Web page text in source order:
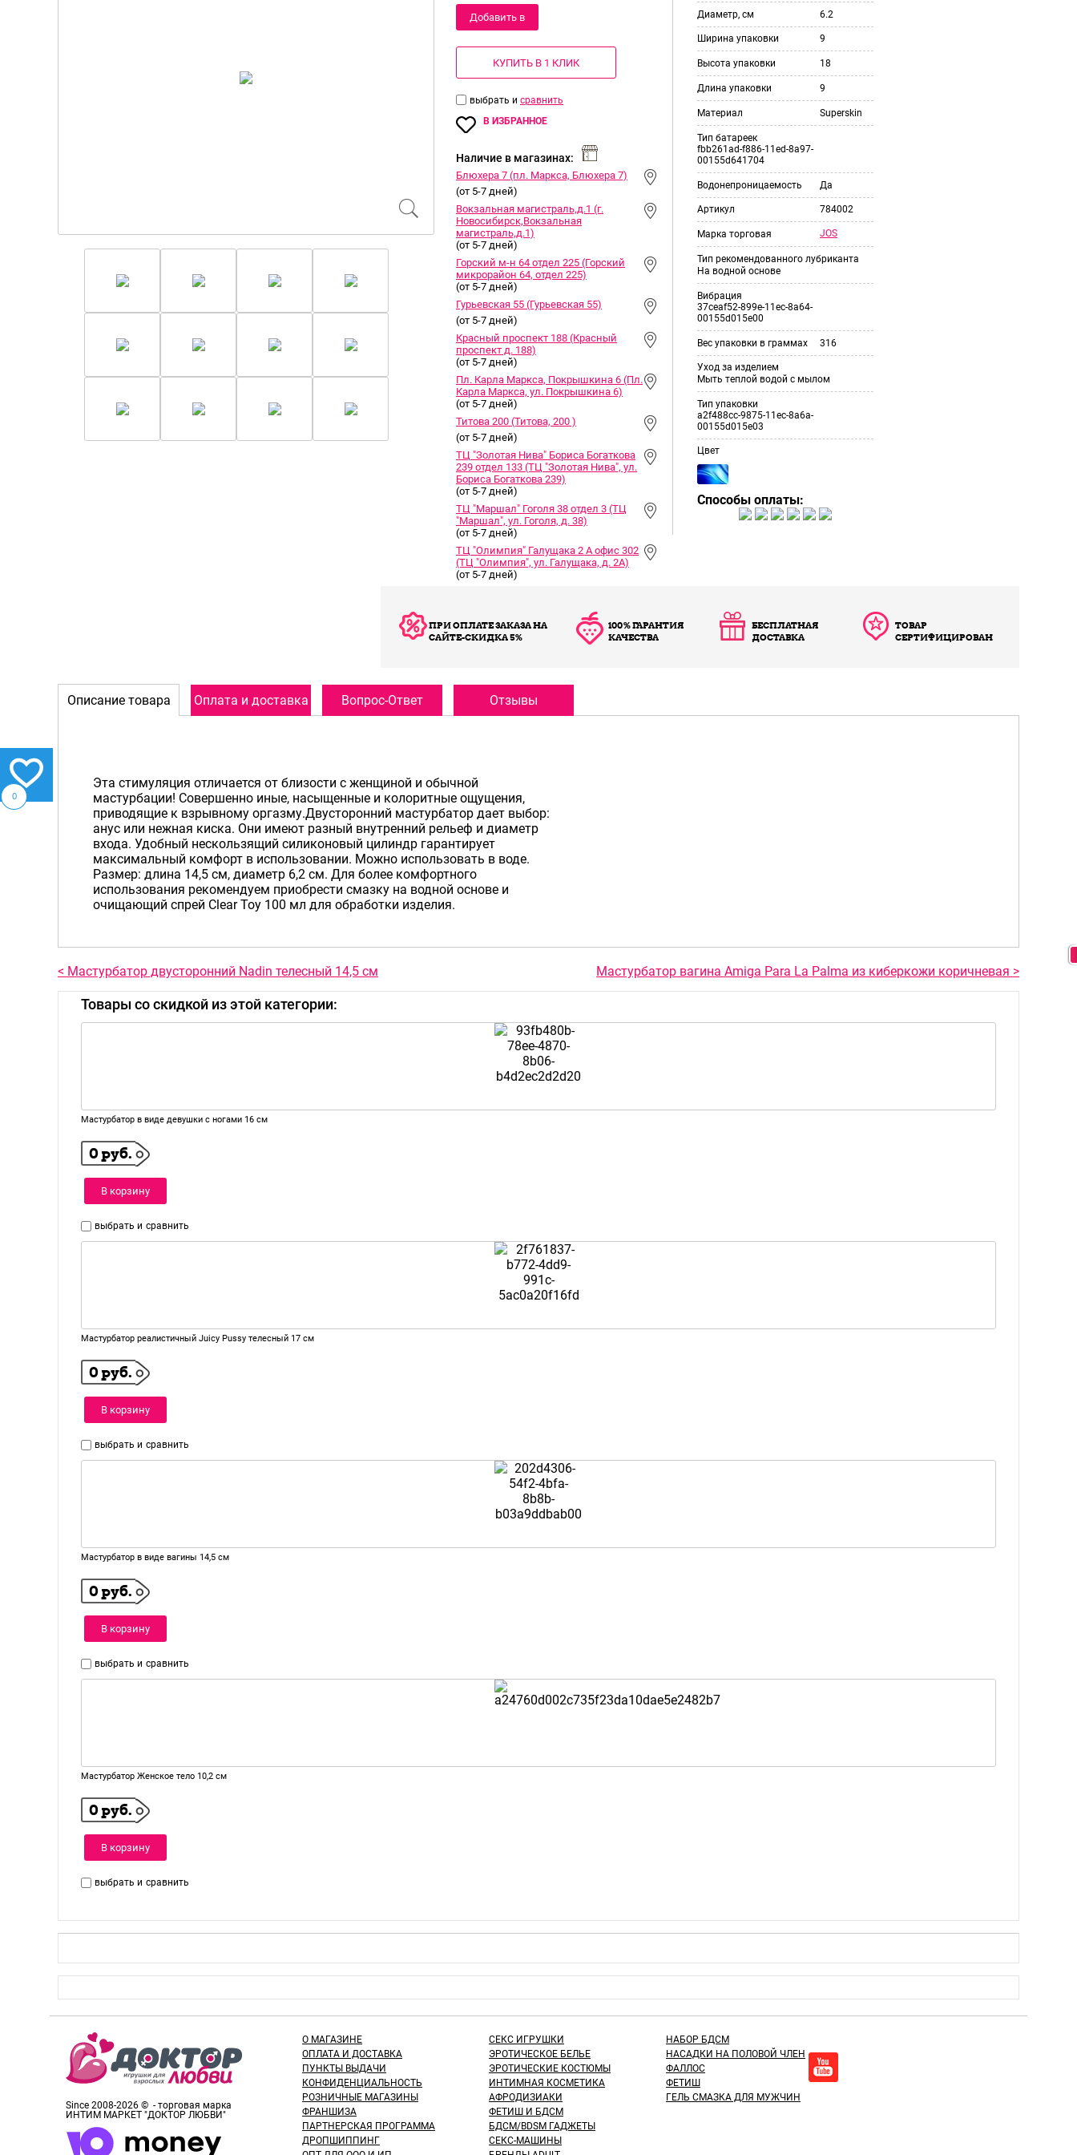
Добавить в
корзину
КУПИТЬ В 1 КЛИК
выбрать и сравнить
В ИЗБРАННОЕ
Наличие в магазинах:
Блюхера 7 (пл. Маркса, Блюхера 7)
(от 5-7 дней)
Вокзальная магистраль,д.1 (г.
Новосибирск,Вокзальная
магистраль,д.1)
(от 5-7 дней)
Горский м-н 64 отдел 225 (Горский
микрорайон 64, отдел 225)
(от 5-7 дней)
Гурьевская 55 (Гурьевская 55)
(от 5-7 дней)
Красный проспект 188 (Красный
проспект д. 188)
(от 5-7 дней)
Пл. Карла Маркса, Покрышкина 6 (Пл.
Карла Маркса, ул. Покрышкина 6)
(от 5-7 дней)
Титова 200 (Титова, 200 )
(от 5-7 дней)
ТЦ "Золотая Нива" Бориса Богаткова
239 отдел 133 (ТЦ "Золотая Нива", ул.
Бориса Богаткова 239)
(от 5-7 дней)
ТЦ "Маршал" Гоголя 38 отдел 3 (ТЦ
"Маршал", ул. Гоголя, д. 38)
(от 5-7 дней)
ТЦ "Олимпия" Галущака 2 А офис 302
(ТЦ "Олимпия", ул. Галущака, д. 2А)
(от 5-7 дней)
Диаметр, см 6.2
Ширина упаковки 9
Высота упаковки 18
Длина упаковки 9
Материал Superskin
Тип батареек
fbb261ad-f886-11ed-8a97-
00155d641704
Водонепроницаемость Да
Артикул 784002
Марка торговая JOS
Тип рекомендованного лубриканта
На водной основе
Вибрация
37ceaf52-899e-11ec-8a64-
00155d015e00
Вес упаковки в граммах 316
Уход за изделием
Мыть теплой водой с мылом
Тип упаковки
a2f488cc-9875-11ec-8a6a-
00155d015e03
Цвет
Способы оплаты:
ПРИ ОПЛАТЕ ЗАКАЗА НА
САЙТЕ-СКИДКА 5%
100% ГАРАНТИЯ
КАЧЕСТВА
БЕСПЛАТНАЯ
ДОСТАВКА
ТОВАР
СЕРТИФИЦИРОВАН
Описание товара Оплата и доставка Вопрос-Ответ Отзывы
Эта стимуляция отличается от близости с женщиной и обычной
мастурбации! Совершенно иные, насыщенные и колоритные ощущения,
приводящие к взрывному оргазму.Двусторонний мастурбатор дает выбор:
анус или нежная киска. Они имеют разный внутренний рельеф и диаметр
входа. Удобный нескользящий силиконовый цилиндр гарантирует
максимальный комфорт в использовании. Можно использовать в воде.
Размер: длина 14,5 см, диаметр 6,2 см. Для более комфортного
использования рекомендуем приобрести смазку на водной основе и
очищающий спрей Clear Toy 100 мл для обработки изделия.
Мастурбатор вагина Amiga Para La Palma из киберкожи коричневая >
< Мастурбатор двусторонний Nadin телесный 14,5 см
Товары со скидкой из этой категории:
Мастурбатор в виде девушки с ногами 16 см
0 руб.
В корзину
выбрать и сравнить
Мастурбатор реалистичный Juicy Pussy телесный 17 см
0 руб.
В корзину
выбрать и сравнить
Мастурбатор в виде вагины 14,5 см
0 руб.
В корзину
выбрать и сравнить
Мастурбатор Женское тело 10,2 см
0 руб.
В корзину
выбрать и сравнить
Since 2008-2026 © - торговая марка
ИНТИМ МАРКЕТ "ДОКТОР ЛЮБВИ"
О МАГАЗИНЕ
ОПЛАТА И ДОСТАВКА
ПУНКТЫ ВЫДАЧИ
КОНФИДЕНЦИАЛЬНОСТЬ
РОЗНИЧНЫЕ МАГАЗИНЫ
ФРАНШИЗА
ПАРТНЕРСКАЯ ПРОГРАММА
ДРОПШИППИНГ
СЕКС ИГРУШКИ
ЭРОТИЧЕСКОЕ БЕЛЬЕ
ЭРОТИЧЕСКИЕ КОСТЮМЫ
ИНТИМНАЯ КОСМЕТИКА
АФРОДИЗИАКИ
ФЕТИШ И БДСМ
БДСМ/BDSM ГАДЖЕТЫ
СЕКС-МАШИНЫ
НАБОР БДСМ
НАСАДКИ НА ПОЛОВОЙ ЧЛЕН
ФАЛЛОС
ФЕТИШ
ГЕЛЬ СМАЗКА ДЛЯ МУЖЧИН
0